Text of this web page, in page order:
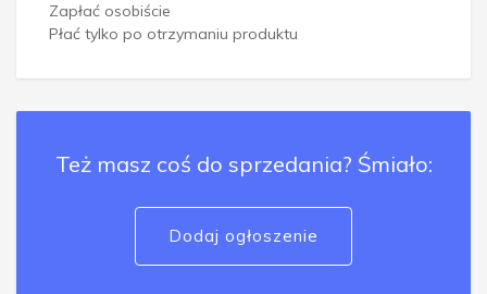
Zapłać osobiście
Płać tylko po otrzymaniu produktu
Też masz coś do sprzedania? Śmiało:
Dodaj ogłoszenie